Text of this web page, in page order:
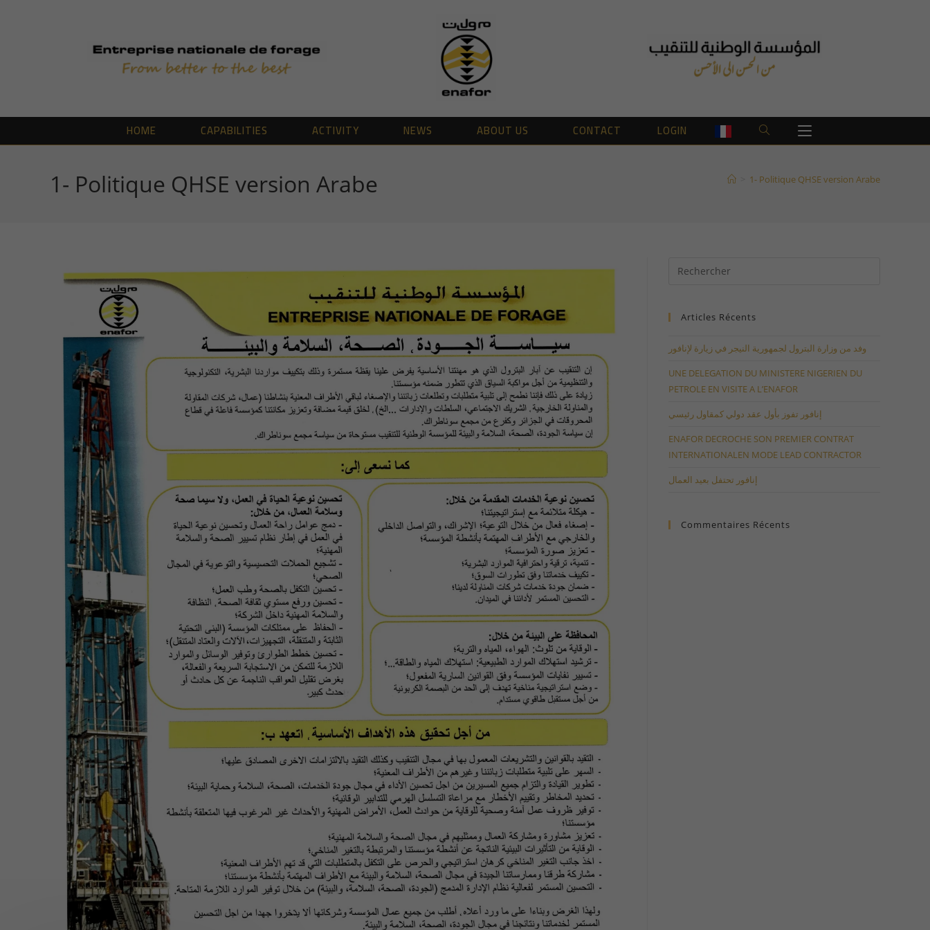
HOME CAPABILITIES ACTIVITY NEWS ABOUT US CONTACT LOGIN
TOGGLE
SEARCH
1- Politique QHSE version Arabe 1- Politique QHSE version Arabe
Articles Récents
وفد من وزارة البترول لجمهورية النيجر في زيارة لإنافور
UNE DELEGATION DU MINISTERE NIGERIEN DU
PETROLE EN VISITE A L’ENAFOR
إنافور تفوز بأول عقد دولي كمقاول رئيسي
ENAFOR DECROCHE SON PREMIER CONTRAT
INTERNATIONALEN MODE LEAD CONTRACTOR
إنافور تحتفل بعيد العمال
Commentaires Récents